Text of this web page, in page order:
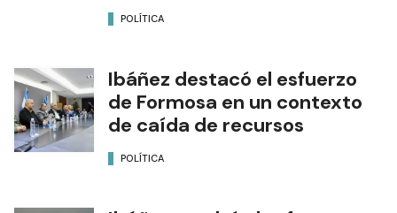
POLÍTICA
Ibáñez destacó el esfuerzo
de Formosa en un contexto
de caída de recursos
POLÍTICA